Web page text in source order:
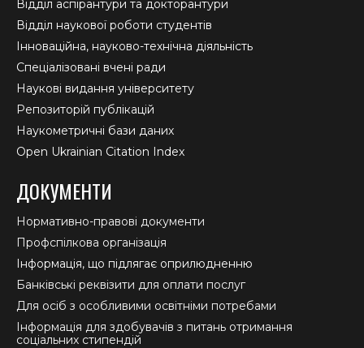
Відділ аспірантури та докторантури
Відділ наукової роботи студентів
Інноваційна, науково-технічна діяльність
Спеціалізовані вчені ради
Наукові видання університету
Репозиторій публікацій
Наукометричні бази даних
Open Ukrainian Citation Index
ДОКУМЕНТИ
Нормативно-правові документи
Профспілкова організація
Інформація, що підлягає оприлюдненню
Банківські реквізити для оплати послуг
Для осіб з особливими освітніми потребами
Інформація для здобувачів з питань отримання
соціальних стипендій